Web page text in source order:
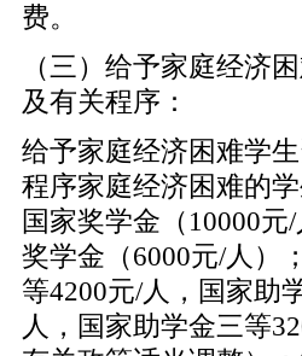
费。
（三）给予家庭经济
及有关程序：
给予家庭经济困难学
程序家庭经济困难的
国家奖学金（10000
奖学金（6000元/人）
等4200元/人，国家助
人，国家助学金三等